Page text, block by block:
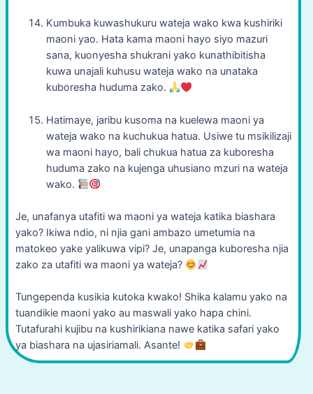
Kumbuka kuwashukuru wateja wako kwa kushiriki
maoni yao. Hata kama maoni hayo siyo mazuri
sana, kuonyesha shukrani yako kunathibitisha
kuwa unajali kuhusu wateja wako na unataka
kuboresha huduma zako.
Hatimaye, jaribu kusoma na kuelewa maoni ya
wateja wako na kuchukua hatua. Usiwe tu msikilizaji
wa maoni hayo, bali chukua hatua za kuboresha
huduma zako na kujenga uhusiano mzuri na wateja
wako.
Je, unafanya utafiti wa maoni ya wateja katika biashara
yako? Ikiwa ndio, ni njia gani ambazo umetumia na
matokeo yake yalikuwa vipi? Je, unapanga kuboresha njia
zako za utafiti wa maoni ya wateja?
Tungependa kusikia kutoka kwako! Shika kalamu yako na
tuandikie maoni yako au maswali yako hapa chini.
Tutafurahi kujibu na kushirikiana nawe katika safari yako
ya biashara na ujasiriamali. Asante!